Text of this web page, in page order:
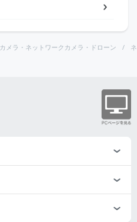
カメラ・ネットワークカメラ・ドローン